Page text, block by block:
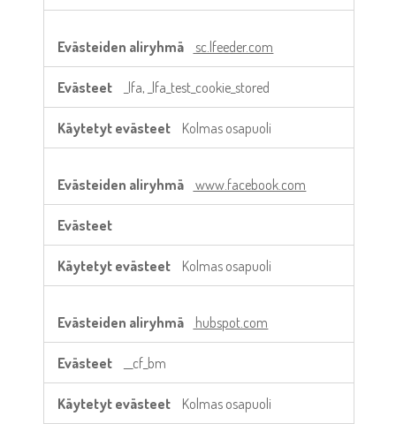
sc.lfeeder.com
_lfa, _lfa_test_cookie_stored
Kolmas osapuoli
www.facebook.com
Kolmas osapuoli
hubspot.com
__cf_bm
Kolmas osapuoli